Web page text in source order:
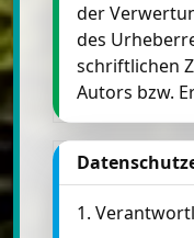
der
des
schriftlichen
Autors bzw.
1.